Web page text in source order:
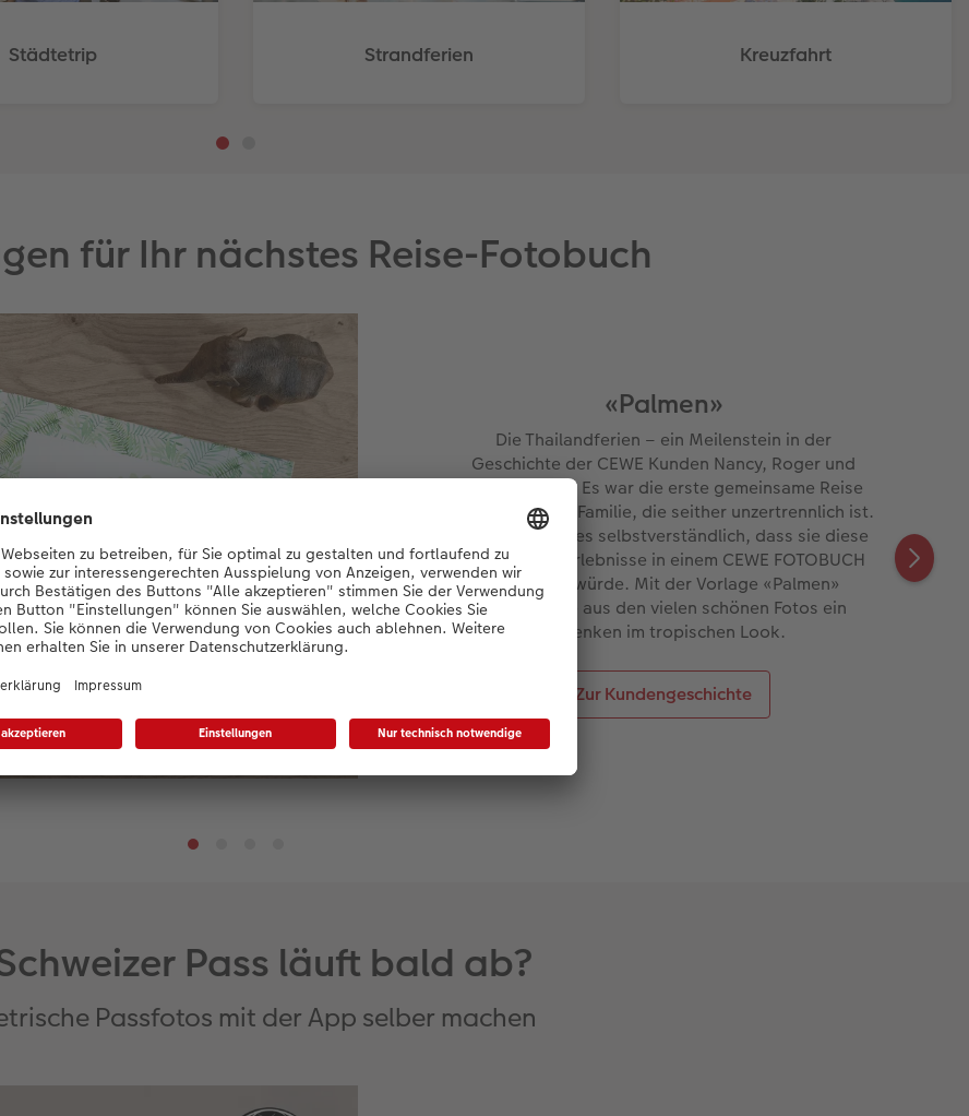
Städtetrip Strandferien Kreuzfahrt
für Ihr nächstes Reise-Fotobuch
«Palmen»
Die Thailandferien – ein Meilenstein in der
Geschichte der CEWE Kunden Nancy, Roger und
ihren Kindern. Es war die erste gemeinsame Reise
der Patchwork-Familie, die seither unzertrennlich ist.
Für Nancy war es selbstverständlich, dass sie diese
besonderen Erlebnisse in einem CEWE FOTOBUCH
verewigen würde. Mit der Vorlage «Palmen»
zauberte sie aus den vielen schönen Fotos ein
Andenken im tropischen Look.
Zur Kundengeschichte
Pass läuft bald ab?
Passfotos mit der App selber machen